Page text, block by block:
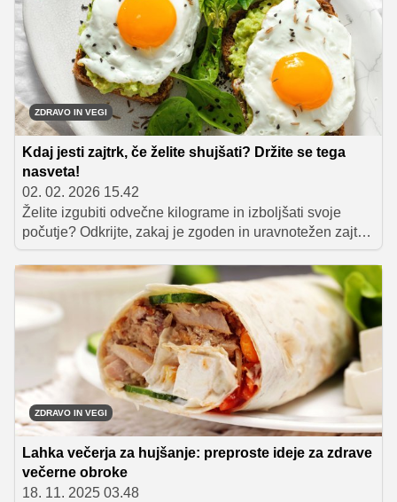
prehranskega vzorca. Namesto tega je ključno
uravnoteženo uživanje različnih vrst hranil v pravih
razmerjih.
ZDRAVO IN VEGI
Kdaj jesti zajtrk, če želite shujšati? Držite se tega
nasveta!
02. 02. 2026 15.42
Želite izgubiti odvečne kilograme in izboljšati svoje
počutje? Odkrijte, zakaj je zgoden in uravnotežen zajtrk
vaša prva postaja na poti do vitalnosti in trajnih
rezultatov!
ZDRAVO IN VEGI
Lahka večerja za hujšanje: preproste ideje za zdrave
večerne obroke
18. 11. 2025 03.48